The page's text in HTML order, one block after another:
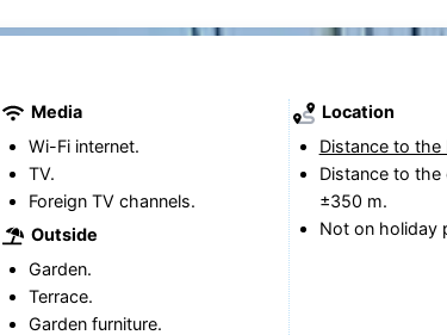
Media
Wi-Fi internet.
TV.
Foreign TV channels.
Outside
Garden.
Terrace.
Garden furniture.
Location
Distance to the
Distance to the
±350 m.
Not on holiday